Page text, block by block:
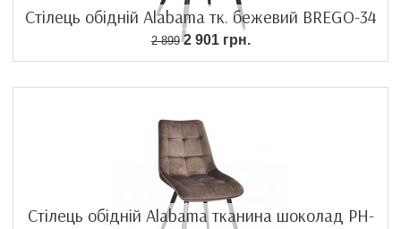
Стілець обідній Alabama тк. бежевий BREGO-34
2 8992 901 грн.
Стілець обідній Alabama тканина шоколад PH-